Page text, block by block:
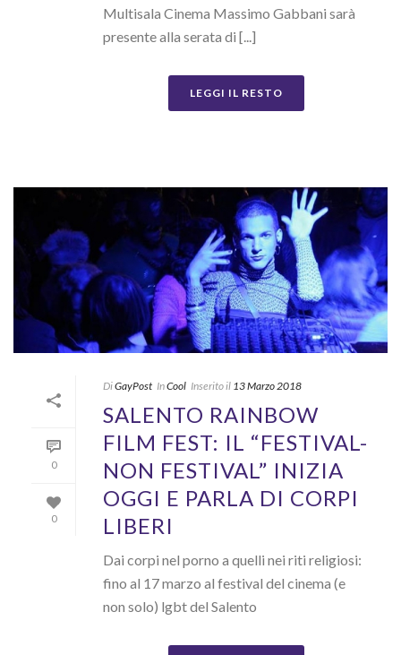
Multisala Cinema Massimo Gabbani sarà
presente alla serata di [...]
LEGGI IL RESTO
0
0
DiGayPost InCool Inserito il 13 Marzo 2018
SALENTO RAINBOW
FILM FEST: IL “FESTIVAL-
NON FESTIVAL” INIZIA
OGGI E PARLA DI CORPI
LIBERI
Dai corpi nel porno a quelli nei riti religiosi:
fino al 17 marzo al festival del cinema (e
non solo) lgbt del Salento